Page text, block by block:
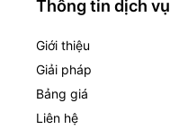
Thông tin dịch vụ
Giới thiệu
Giải pháp
Bảng giá
Liên hệ